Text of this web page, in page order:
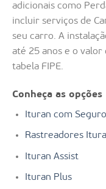
adicionais como
incluir serviços de
seu carro. A
até 25 anos e o valor
tabela FIPE.
Conheça as opções
Ituran com Seguro
Rastreadores
Ituran Assist
Ituran Plus